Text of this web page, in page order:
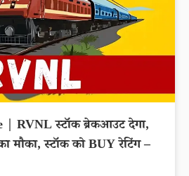
RVNL स्टॉक ब्रेकआउट देगा,
मौका, स्टॉक को BUY रेटिंग –